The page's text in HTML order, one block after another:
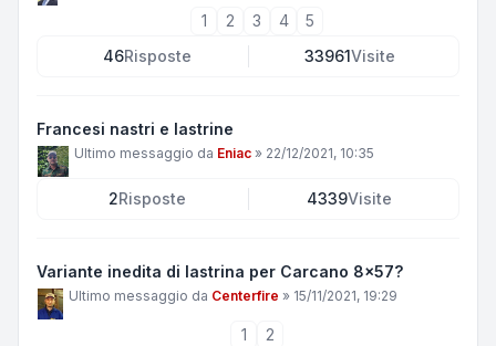
1 2 3 4
5
46Risposte 33961Visite
Francesi nastri e lastrine
Ultimo messaggio da Eniac » 22/12/2021, 10:35
2Risposte 4339Visite
Variante inedita di lastrina per Carcano 8x57?
Ultimo messaggio da Centerfire » 15/11/2021, 19:29
1
2